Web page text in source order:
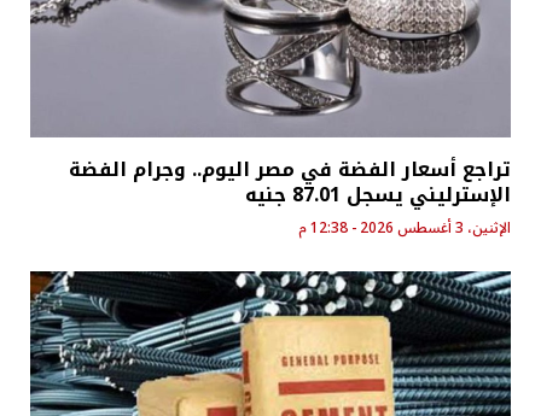
تراجع أسعار الفضة في مصر اليوم.. وجرام الفضة
الإسترليني يسجل 87.01 جنيه
الإثنين، 3 أغسطس 2026 - 12:38 م